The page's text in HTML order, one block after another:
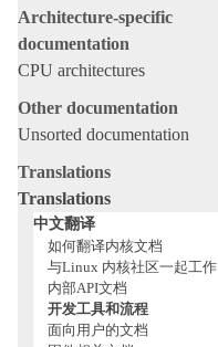
Architecture-specific
documentation
CPU architectures
Other documentation
Unsorted documentation
Translations
Translations
中文翻译
如何翻译内核文档
与Linux 内核社区一起工作
内部API文档
开发工具和流程
面向用户的文档